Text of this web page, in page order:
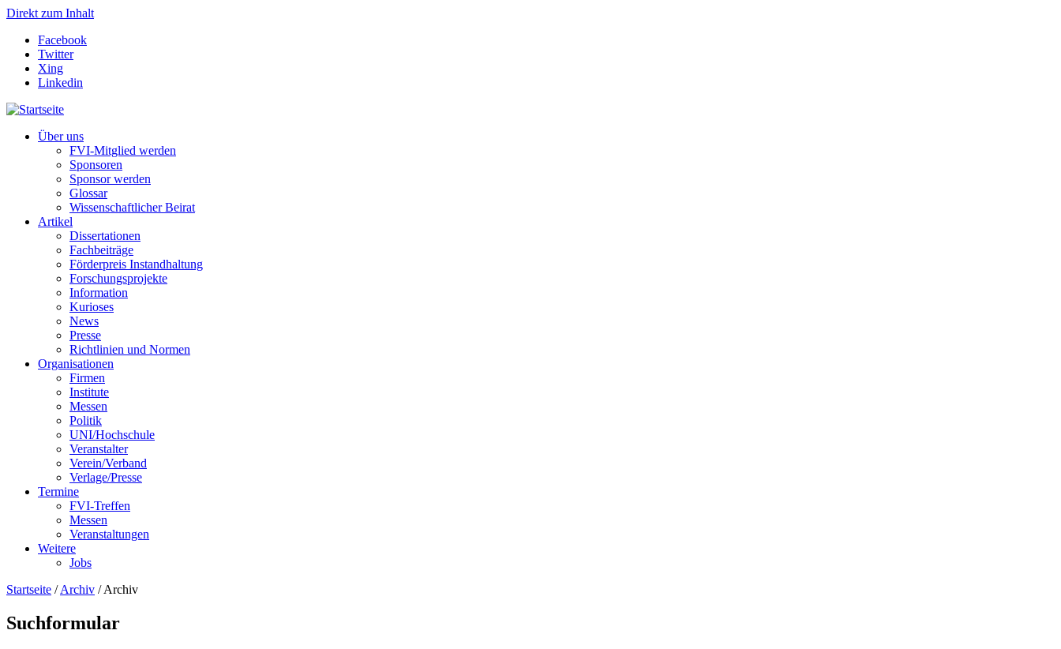
Direkt zum Inhalt
Facebook
Twitter
Xing
Linkedin
Über uns
FVI-Mitglied werden
Sponsoren
Sponsor werden
Glossar
Wissenschaftlicher Beirat
Artikel
Dissertationen
Fachbeiträge
Förderpreis Instandhaltung
Forschungsprojekte
Information
Kurioses
News
Presse
Richtlinien und Normen
Organisationen
Firmen
Institute
Messen
Politik
UNI/Hochschule
Veranstalter
Verein/Verband
Verlage/Presse
Termine
FVI-Treffen
Messen
Veranstaltungen
Weitere
Jobs
Startseite /Archiv /Archiv
Suchformular